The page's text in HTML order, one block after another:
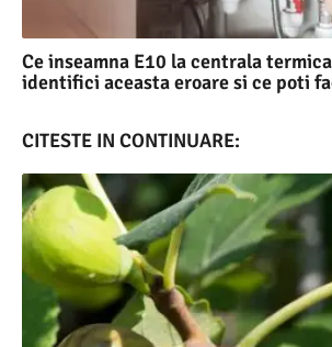
Ce inseamna E10 la centrala
identifici aceasta eroare si ce poti
CITESTE IN CONTINUARE: